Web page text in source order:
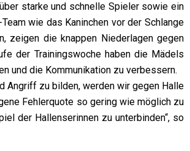
starke und schnelle Spieler sowie ein
wie das Kaninchen vor der Schlange
zeigen die knappen Niederlagen gegen
der Trainingswoche haben die Mädels
und die Kommunikation zu verbessern.
Angriff zu bilden, werden wir gegen Halle
Fehlerquote so gering wie möglich zu
der Hallenserinnen zu unterbinden“, so